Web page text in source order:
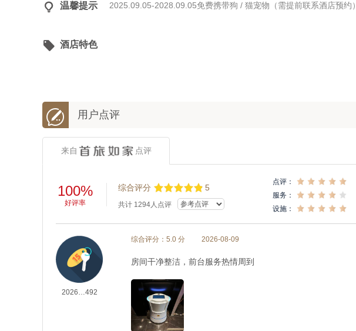
 温馨提示 2025.09.05-2028.09.05免费携带狗 / 猫宠物（需提前联系酒店预约）
 酒店特色
 用户点评
来自 点评
100%
好评率
综合评分 5
共计 1294人点评
点评：
服务：
设施：
2026…492
综合评分：5.0 分 2026-08-09
房间干净整洁，前台服务热情周到